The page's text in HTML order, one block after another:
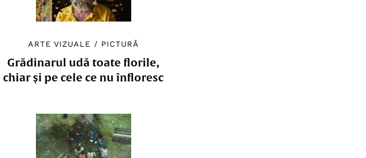
ARTE VIZUALE / PICTURĂ
Grădinarul udă toate florile,
chiar și pe cele ce nu înfloresc